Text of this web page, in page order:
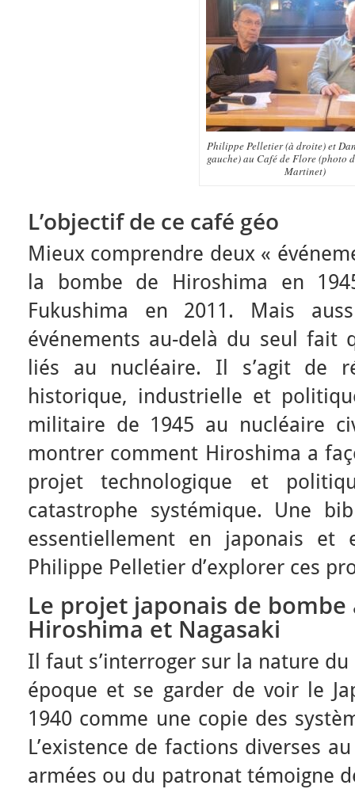
Philippe Pelletier (à droite) et
gauche) au Café de Flore (photo
Martinet)
L’objectif de ce café géo
Mieux comprendre deux «
la bombe de Hiroshima en
Fukushima en 2011. Mais
événements au-delà du seul fait
liés au nucléaire. Il s’agit de
historique, industrielle et
militaire de 1945 au nucléaire
montrer comment Hiroshima a
projet technologique et
catastrophe systémique. Une
essentiellement en japonais
Philippe Pelletier d’explorer ces
Le projet japonais de
Hiroshima et Nagasaki
Il faut s’interroger sur la nature
époque et se garder de voir le
1940 comme une copie des
L’existence de factions diverses
armées ou du patronat témoigne